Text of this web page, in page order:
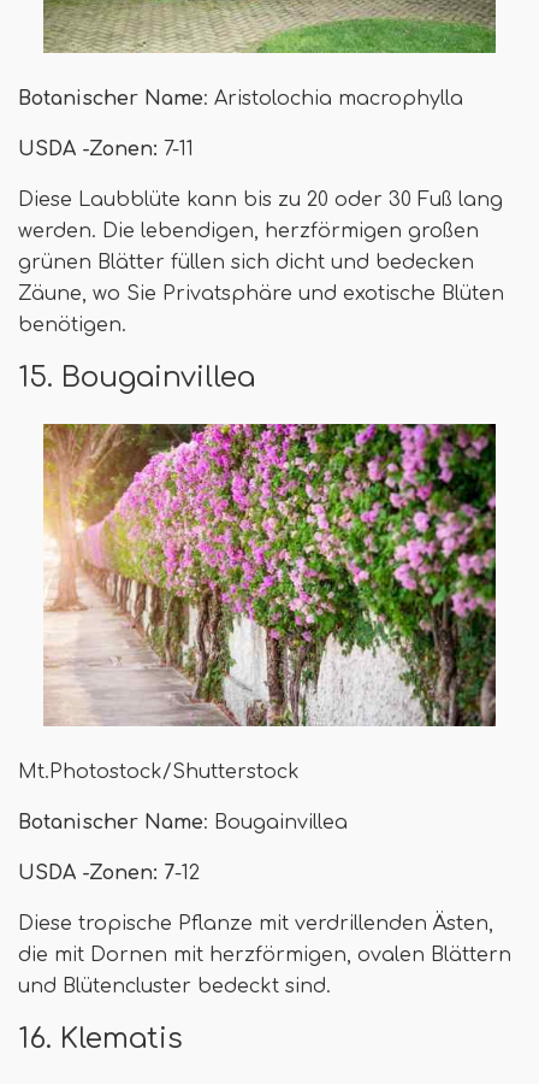
Botanischer Name: Aristolochia macrophylla
USDA -Zonen: 7-11
Diese Laubblüte kann bis zu 20 oder 30 Fuß lang
werden. Die lebendigen, herzförmigen großen
grünen Blätter füllen sich dicht und bedecken
Zäune, wo Sie Privatsphäre und exotische Blüten
benötigen.
15. Bougainvillea
Mt.Photostock/Shutterstock
Botanischer Name: Bougainvillea
USDA -Zonen: 7-12
Diese tropische Pflanze mit verdrillenden Ästen,
die mit Dornen mit herzförmigen, ovalen Blättern
und Blütencluster bedeckt sind.
16. Klematis